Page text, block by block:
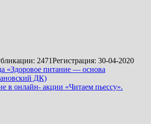
2471Регистрация: 30-04-2020
«Здоровое питание — основа
ДК)
в онлайн- акции «Читаем пьессу».